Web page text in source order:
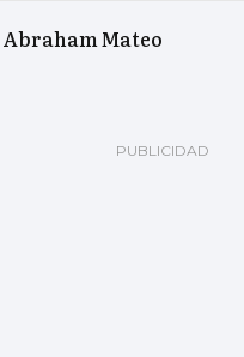
Abraham Mateo